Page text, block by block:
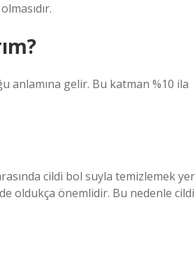
anlamına gelir. Bu katman %10 ila
cildi bol suyla temizlemek yer
oldukça önemlidir. Bu nedenle cildi